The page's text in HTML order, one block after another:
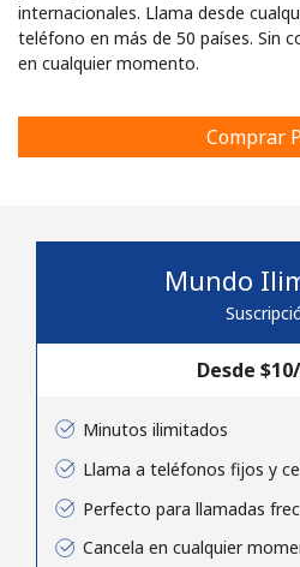
o
Mínimo 8 caracteres
Un número
Un caracter especial
internacionales. Llama desde
teléfono en más de 50 países. Sin
en cualquier momento.
Comprar
Mundo
Desde
Minutos ilimitados
Llama a teléfonos fijos y
Perfecto para llamadas
Cancela en cualquier